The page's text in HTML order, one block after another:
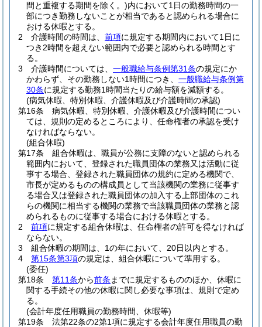
間と重複する期間を除く。)内において1日の勤務時間の一
部につき勤務しないことが相当であると認められる場合に
おける休暇とする。
2
介護時間の時間は、 前項に規定する期間内において1日に
つき2時間を超えない範囲内で必要と認められる時間とす
る。
3
介護時間については、 一般職給与条例第31条の規定にか
かわらず、その勤務しない1時間につき、 一般職給与条例第
30条に規定する勤務1時間当たりの給与額を減額する。
(病気休暇、特別休暇、介護休暇及び介護時間の承認)
第16条
病気休暇、特別休暇、介護休暇及び介護時間につい
ては、規則の定めるところにより、任命権者の承認を受け
なければならない。
(組合休暇)
第17条
組合休暇は、職員が公務に支障のないと認められる
範囲内において、登録された職員団体の業務又は活動に従
事する場合、登録された職員団体の規約に定める機関で、
市長が定めるものの構成員として当該機関の業務に従事す
る場合又は登録された職員団体の加入する上部団体のこれ
らの機関に相当する機関の業務で当該職員団体の業務と認
められるものに従事する場合における休暇とする。
2
前項に規定する組合休暇は、任命権者の許可を得なければ
ならない。
3
組合休暇の期間は、1の年において、20日以内とする。
4
第15条第3項の規定は、組合休暇について準用する。
(委任)
第18条
第11条から前条 までに規定するもののほか、休暇に
関する手続その他の休暇に関し必要な事項は、規則で定め
る。
(会計年度任用職員の勤務時間、休暇等)
第19条
法第22条の2第1項に規定する会計年度任用職員の勤